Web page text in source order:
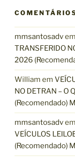
mmsantosadvem
TRANSFERIDO
2026
William em
NO DETRAN – O
(Recomendado)
mmsantosadvem
VEÍCULOS
(Recomendado)